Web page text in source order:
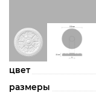
цвет
размеры